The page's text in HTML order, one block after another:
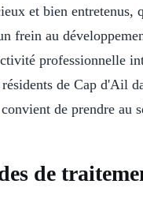
et bien entretenus,
frein au
professionnelle
de Cap d'Ail
de prendre au
de